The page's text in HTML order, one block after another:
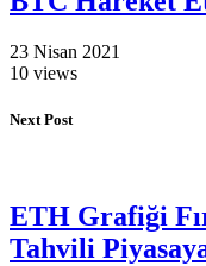
23 Nisan 2021
10 views
Next Post
ETH Grafiği
Tahvili